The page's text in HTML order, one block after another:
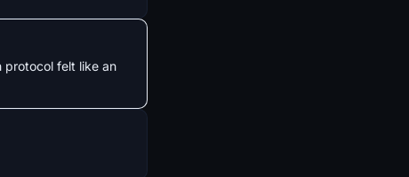
protocol felt like an